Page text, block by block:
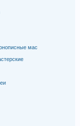
мас